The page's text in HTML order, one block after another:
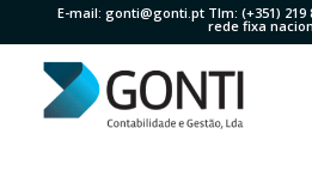
E-mail: gonti@gonti.ptTlm: (+351) 219
rede fixa